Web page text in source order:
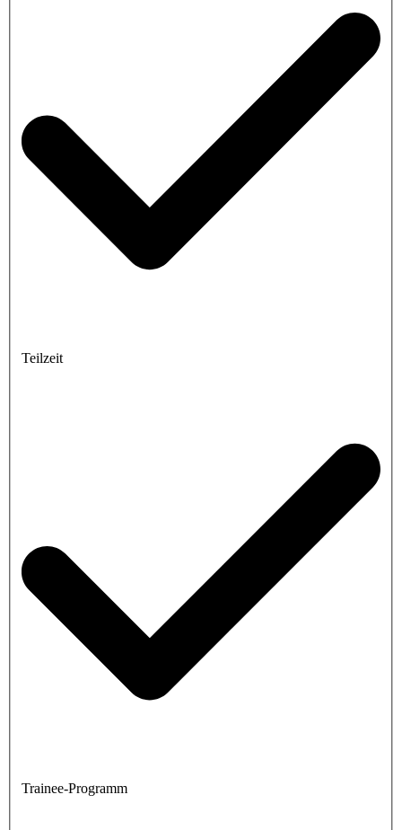
Teilzeit
Trainee-Programm